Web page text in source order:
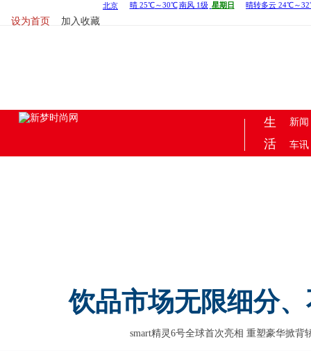
设为首页 加入收藏
生
活
新闻
车讯
饮品市场无限细分
smart精灵6号全球首次亮相 重塑豪华掀背